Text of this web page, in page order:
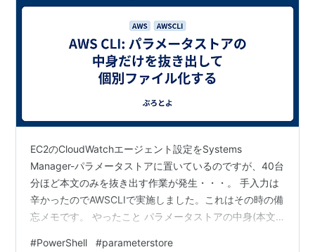
EC2のCloudWatchエージェント設定をSystems
Manager-パラメータストアに置いているのですが、40台
分ほど本文のみを抜き出す作業が発生・・・。 手入力は
辛かったのでAWSCLIで実施しました。これはその時の備
忘メモです。 やったこと パラメータストアの中身(本文)
#PowerShell #parameterstore